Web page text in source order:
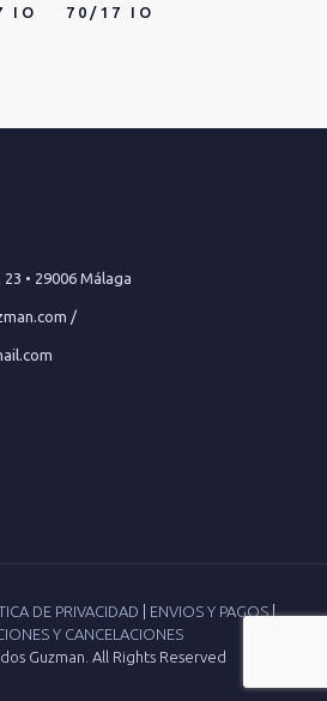
IO
70/17 IO
• 29006 Málaga
/
DE PRIVACIDAD ENVIOS Y PAGOS|
Y CANCELACIONES
Guzman. All Rights Reserved